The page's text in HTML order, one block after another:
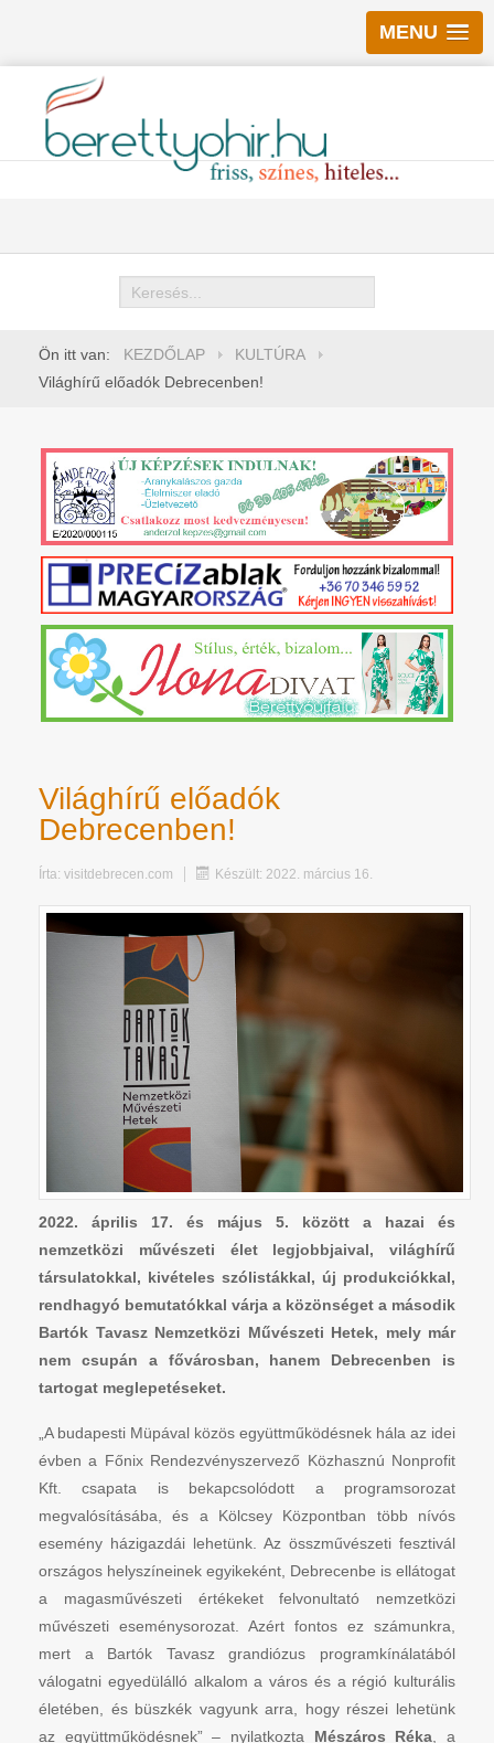
MENU
Keresés
Ön itt van: KEZDŐLAP
KULTÚRA
Világhírű előadók Debrecenben!
Világhírű előadók
Debrecenben!
Írta: visitdebrecen.com Készült: 2022. március 16.
2022. április 17. és május 5. között a hazai és
nemzetközi művészeti élet legjobbjaival, világhírű
társulatokkal, kivételes szólistákkal, új produkciókkal,
rendhagyó bemutatókkal várja a közönséget a második
Bartók Tavasz Nemzetközi Művészeti Hetek, mely már
nem csupán a fővárosban, hanem Debrecenben is
tartogat meglepetéseket.
„A budapesti Müpával közös együttműködésnek hála az idei
évben a Főnix Rendezvényszervező Közhasznú Nonprofit
Kft. csapata is bekapcsolódott a programsorozat
megvalósításába, és a Kölcsey Központban több nívós
esemény házigazdái lehetünk. Az összművészeti fesztivál
országos helyszíneinek egyikeként, Debrecenbe is ellátogat
a magasművészeti értékeket felvonultató nemzetközi
művészeti eseménysorozat. Azért fontos ez számunkra,
mert a Bartók Tavasz grandiózus programkínálatából
válogatni egyedülálló alkalom a város és a régió kulturális
életében, és büszkék vagyunk arra, hogy részei lehetünk
az együttműködésnek” – nyilatkozta Mészáros Réka , a